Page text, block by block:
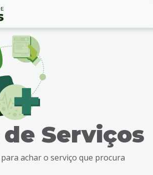
Serviços
achar o serviço que procura